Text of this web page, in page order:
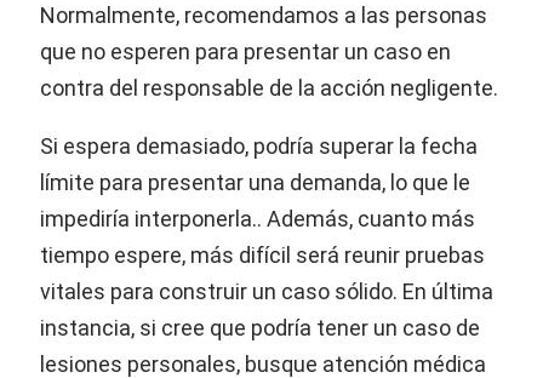
Normalmente, recomendamos a las personas
que no esperen para presentar un caso en
contra del responsable de la acción negligente.
Si espera demasiado, podría superar la fecha
límite para presentar una demanda, lo que le
impediría interponerla.. Además, cuanto más
tiempo espere, más difícil será reunir pruebas
vitales para construir un caso sólido. En última
instancia, si cree que podría tener un caso de
lesiones personales, busque atención médica